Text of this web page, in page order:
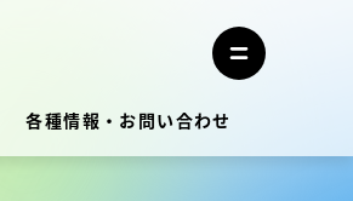
各種情報・お問い合わせ
メ
ニ
ュ
ー